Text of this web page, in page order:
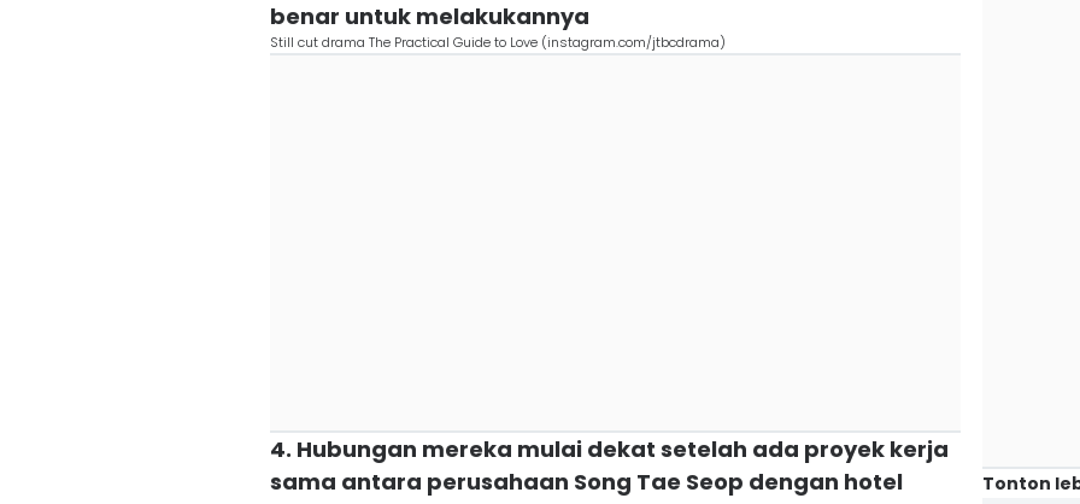
benar untuk melakukannya
Still cut drama The Practical Guide to Love (instagram.com/jtbcdrama)
4. Hubungan mereka mulai dekat setelah ada proyek kerja
sama antara perusahaan Song Tae Seop dengan hotel
Tonton